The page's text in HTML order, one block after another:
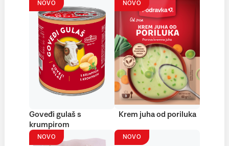
NOVO
Goveđi gulaš s
krumpirom
NOVO
Krem juha od poriluka
NOVO NOVO